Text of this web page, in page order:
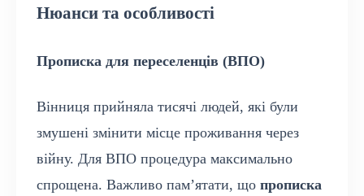
Нюанси та особливості
Прописка для переселенців (ВПО)
Вінниця прийняла тисячі людей, які були
змушені змінити місце проживання через
війну. Для ВПО процедура максимально
спрощена. Важливо пам’ятати, що прописка